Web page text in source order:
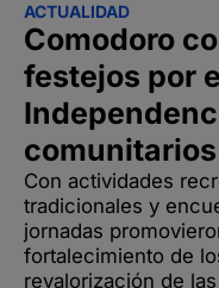
ACTUALIDAD
Comodoro
festejos por
comunitarios
Con actividades
tradicionales y
jornadas
fortalecimiento de
revalorización de